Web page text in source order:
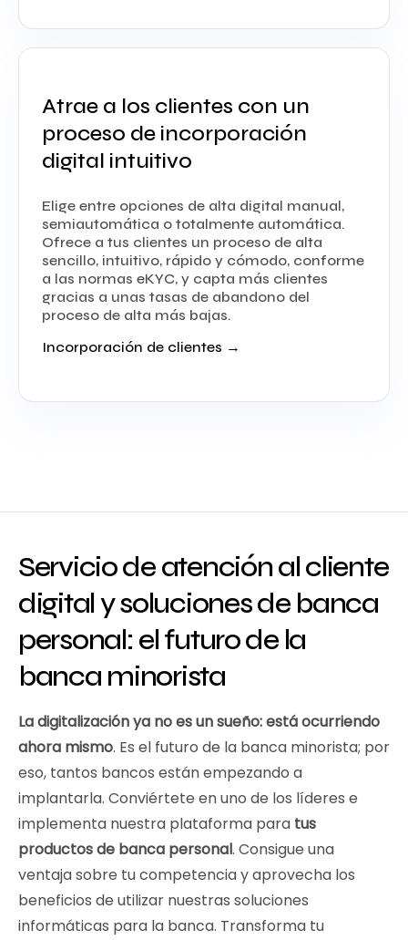
Atrae a los clientes con un
proceso de incorporación
digital intuitivo
Elige entre opciones de alta digital manual,
semiautomática o totalmente automática.
Ofrece a tus clientes un proceso de alta
sencillo, intuitivo, rápido y cómodo, conforme
a las normas eKYC, y capta más clientes
gracias a unas tasas de abandono del
proceso de alta más bajas.
Incorporación de clientes →
Servicio de atención al cliente
digital y soluciones de banca
personal: el futuro de la
banca minorista
La digitalización ya no es un sueño: está ocurriendo
ahora mismo. Es el futuro de la banca minorista; por
eso, tantos bancos están empezando a
implantarla. Conviértete en uno de los líderes e
implementa nuestra plataforma para tus
productos de banca personal. Consigue una
ventaja sobre tu competencia y aprovecha los
beneficios de utilizar nuestras soluciones
informáticas para la banca. Transforma tu